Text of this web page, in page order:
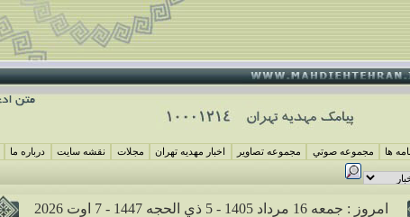
درباره ما نقشه سايت مجلات اخبار مهديه تهران مجموعه تصاوير مجموعه صوتي ها
امروز : جمعه 16 مرداد 1405 - 7 اوت 2026